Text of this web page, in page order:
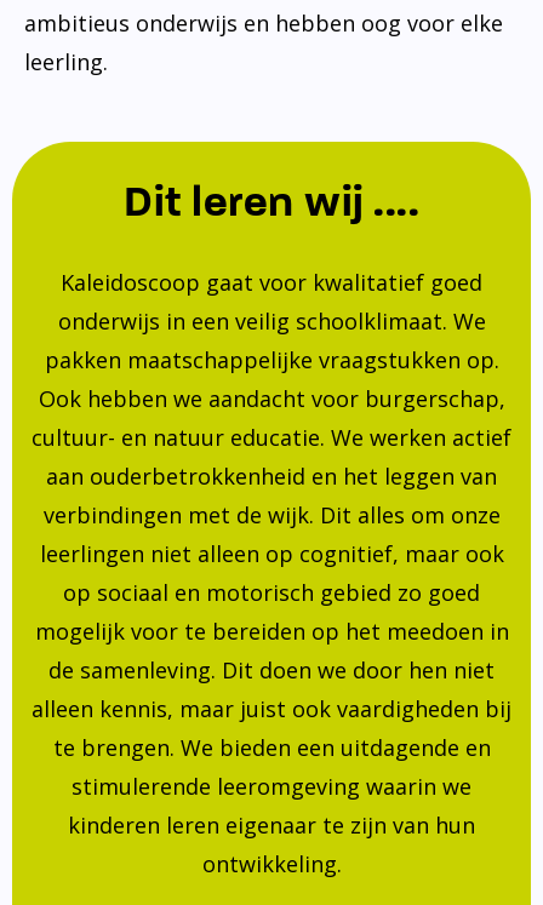
ambitieus onderwijs en hebben oog voor elke
leerling.
Dit leren wij ....
Kaleidoscoop gaat voor kwalitatief goed
onderwijs in een veilig schoolklimaat. We
pakken maatschappelijke vraagstukken op.
Ook hebben we aandacht voor burgerschap,
cultuur- en natuur educatie. We werken actief
aan ouderbetrokkenheid en het leggen van
verbindingen met de wijk. Dit alles om onze
leerlingen niet alleen op cognitief, maar ook
op sociaal en motorisch gebied zo goed
mogelijk voor te bereiden op het meedoen in
de samenleving. Dit doen we door hen niet
alleen kennis, maar juist ook vaardigheden bij
te brengen. We bieden een uitdagende en
stimulerende leeromgeving waarin we
kinderen leren eigenaar te zijn van hun
ontwikkeling.